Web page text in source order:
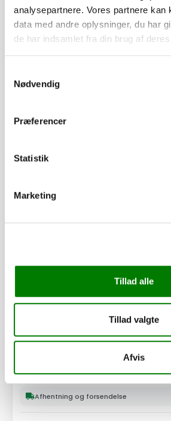
analysepartnere. Vores partnere kan
data med andre oplysninger, du har
de har indsamlet fra din brug af
Nødvendig
Præferencer
Statistik
Marketing
Tillad alle
Tillad valgte
Afvis
SKU: 26-00113
Presenning 205x130x7cm Variant
450,00kr.
Afhentning og forsendelse
Elastiksnor 5mm - 7,5 meter
61,60kr.ekskl. moms
Afhentning og forsendelse